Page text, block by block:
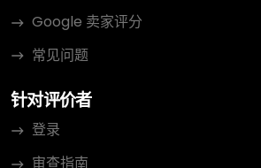
Google 卖家评分
常见问题
针对评价者
登录
审查指南